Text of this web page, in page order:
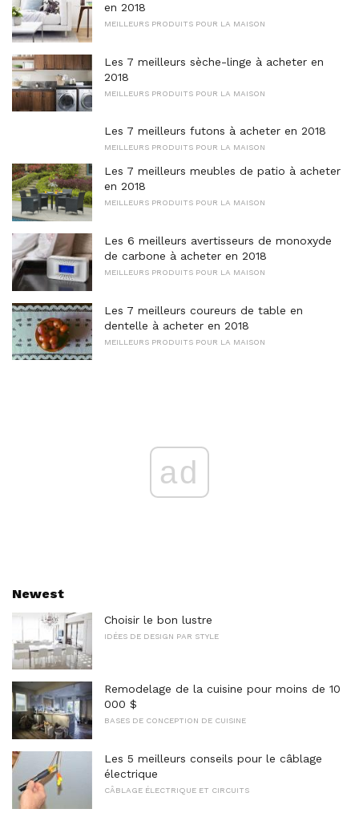
en 2018
MEILLEURS PRODUITS POUR LA MAISON
Les 7 meilleurs sèche-linge à acheter en
2018
MEILLEURS PRODUITS POUR LA MAISON
Les 7 meilleurs futons à acheter en 2018
MEILLEURS PRODUITS POUR LA MAISON
Les 7 meilleurs meubles de patio à acheter
en 2018
MEILLEURS PRODUITS POUR LA MAISON
Les 6 meilleurs avertisseurs de monoxyde
de carbone à acheter en 2018
MEILLEURS PRODUITS POUR LA MAISON
Les 7 meilleurs coureurs de table en
dentelle à acheter en 2018
MEILLEURS PRODUITS POUR LA MAISON
ad
Newest
Choisir le bon lustre
IDÉES DE DESIGN PAR STYLE
Remodelage de la cuisine pour moins de 10
000 $
BASES DE CONCEPTION DE CUISINE
Les 5 meilleurs conseils pour le câblage
électrique
CÂBLAGE ÉLECTRIQUE ET CIRCUITS